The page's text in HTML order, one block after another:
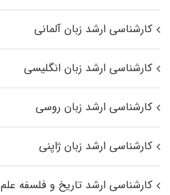
کارشناسی ارشد زبان آلمانی
کارشناسی ارشد زبان انگلیسی
کارشناسی ارشد زبان روسی
کارشناسی ارشد زبان ژاپنی
کارشناسی ارشد تاریخ و فلسفه علم